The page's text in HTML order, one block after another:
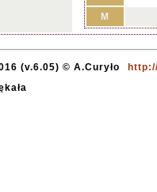
M
(v.6.05) © A.Curyło